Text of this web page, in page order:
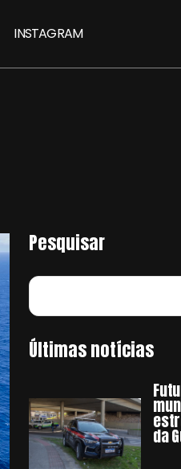
INSTAGRAM
Pesquisar
Últimas notícias
da